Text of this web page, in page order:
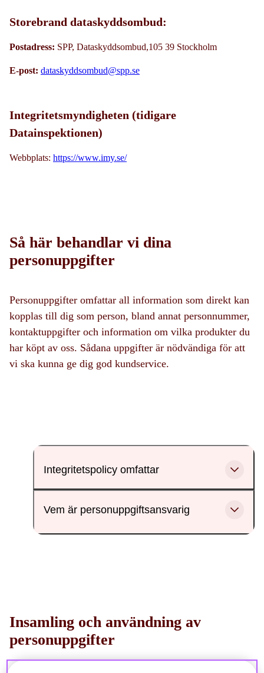
Storebrand dataskyddsombud:
Postadress: SPP, Dataskyddsombud,105 39 Stockholm
E-post: dataskyddsombud@spp.se
Integritetsmyndigheten (tidigare
Datainspektionen)
Webbplats: https://www.imy.se/
Så här behandlar vi dina
personuppgifter
Personuppgifter omfattar all information som direkt kan
kopplas till dig som person, bland annat personnummer,
kontaktuppgifter och information om vilka produkter du
har köpt av oss. Sådana uppgifter är nödvändiga för att
vi ska kunna ge dig god kundservice.
Integritetspolicy omfattar
Vem är personuppgiftsansvarig
Insamling och användning av
personuppgifter